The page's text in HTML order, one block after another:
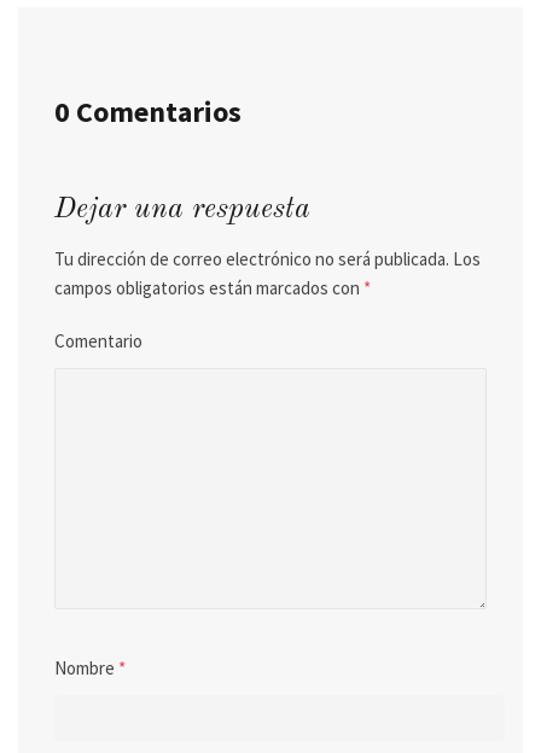
0 Comentarios
Dejar una respuesta
Tu dirección de correo electrónico no será publicada. Los
campos obligatorios están marcados con *
Comentario
Nombre *